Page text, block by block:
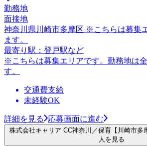
勤務地
面接地
神奈川県川崎市多摩区 ※こちらは募集
ます。
最寄り駅：登戸駅など
※こちらは募集エリアです。勤務地は
す。
交通費支給
未経験OK
詳細を見る 応募画面に進む
株式会社キャリア CC神奈川／保育【川崎市多
人を見る